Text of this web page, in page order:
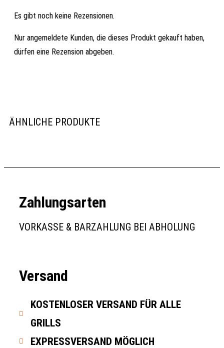
Es gibt noch keine Rezensionen.
Nur angemeldete Kunden, die dieses Produkt gekauft haben,
dürfen eine Rezension abgeben.
ÄHNLICHE PRODUKTE
Zahlungsarten
VORKASSE & BARZAHLUNG BEI ABHOLUNG
Versand
KOSTENLOSER VERSAND FÜR ALLE
GRILLS
EXPRESSVERSAND MÖGLICH